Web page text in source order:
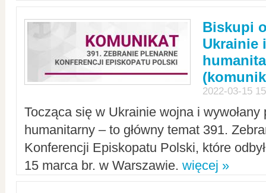
Biskupi
Ukrainie
2022-03-15
Tocząca się w Ukrainie wojna i
humanitarny – to główny temat 391.
Konferencji Episkopatu Polski, które
15 marca br. w Warszawie. więcej »